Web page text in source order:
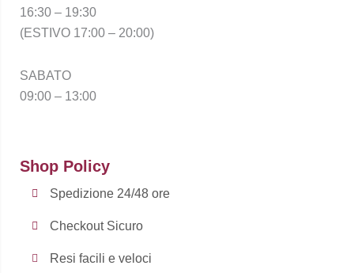
16:30 – 19:30
(ESTIVO 17:00 – 20:00)
SABATO
09:00 – 13:00
Shop Policy
Spedizione 24/48 ore
Checkout Sicuro
Resi facili e veloci